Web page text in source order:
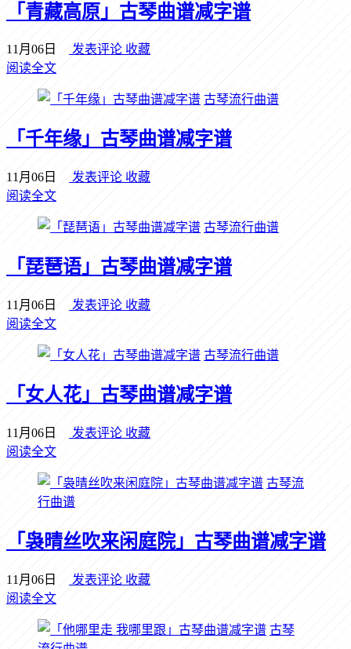
「青藏高原」古琴曲谱减字谱
11月06日 发表评论 收藏
阅读全文
古琴流行曲谱
「千年缘」古琴曲谱减字谱
11月06日 发表评论 收藏
阅读全文
古琴流行曲谱
「琵琶语」古琴曲谱减字谱
11月06日 发表评论 收藏
阅读全文
古琴流行曲谱
「女人花」古琴曲谱减字谱
11月06日 发表评论 收藏
阅读全文
古琴流
行曲谱
「袅晴丝吹来闲庭院」古琴曲谱减字谱
11月06日 发表评论 收藏
阅读全文
古琴